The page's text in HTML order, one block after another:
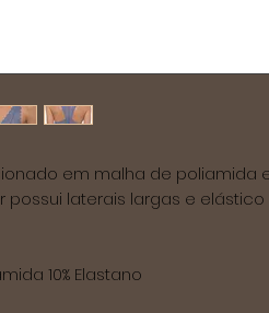
em malha de poliamida
laterais largas e
10% Elastano